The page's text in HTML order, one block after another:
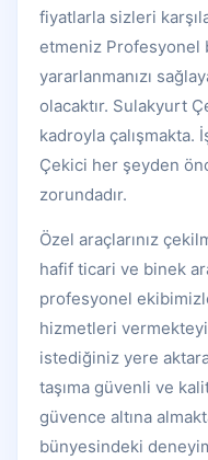
fiyatlarla sizleri
etmeniz Profesyonel
yararlanmanızı
olacaktır. Sulakyurt
kadroyla çalışmakta.
Çekici her şeyden
zorundadır.
Özel araçlarınız
hafif ticari ve binek
profesyonel
hizmetleri
istediğiniz yere
taşıma güvenli ve
güvence altına
bünyesindeki